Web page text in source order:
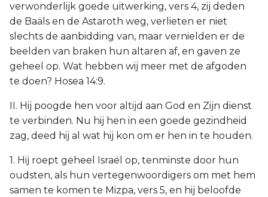
verwonderlijk goede uitwerking, vers 4, zij deden
de Baäls en de Astaroth weg, verlieten er niet
slechts de aanbidding van, maar vernielden er de
beelden van braken hun altaren af, en gaven ze
geheel op. Wat hebben wij meer met de afgoden
te doen? Hosea 14:9.
II. Hij poogde hen voor altijd aan God en Zijn dienst
te verbinden. Nu hij hen in een goede gezindheid
zag, deed hij al wat hij kon om er hen in te houden.
1. Hij roept geheel Israël op, tenminste door hun
oudsten, als hun vertegenwoordigers om met hem
samen te komen te Mizpa, vers 5, en hij beloofde